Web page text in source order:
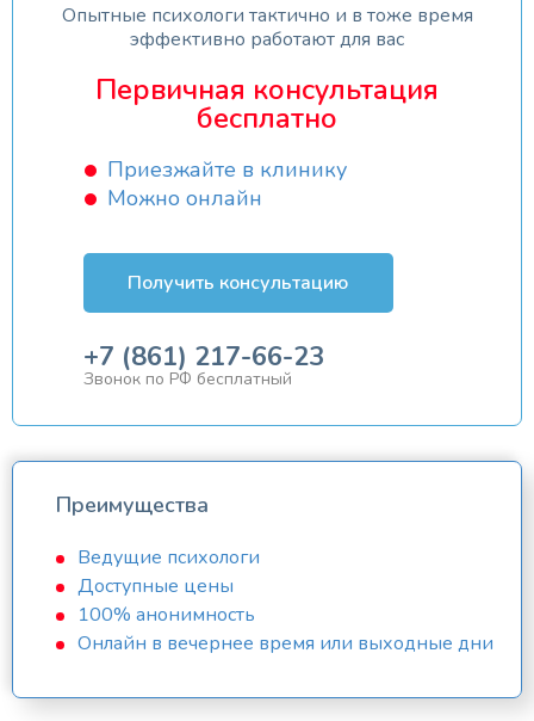
Опытные психологи тактично и в тоже время
эффективно работают для вас
Первичная консультация
бесплатно
Приезжайте в клинику
Можно онлайн
Получить консультацию
+7 (861) 217-66-23
Звонок по РФ бесплатный
Преимущества
Ведущие психологи
Доступные цены
100% анонимность
Онлайн в вечернее время или выходные дни